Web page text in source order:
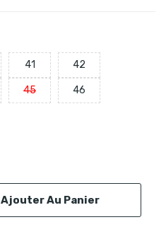
41 42
45 46
Ajouter Au Panier